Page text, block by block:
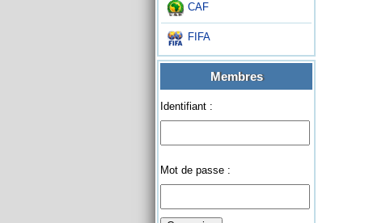
CAF
FIFA
Membres
Identifiant :
Mot de passe :